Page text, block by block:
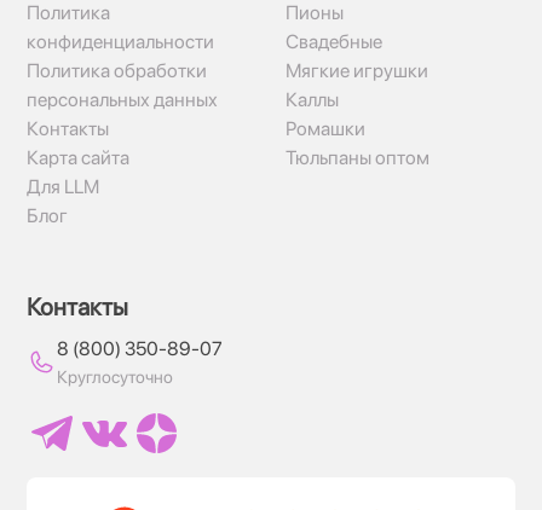
Политика
конфиденциальности
Политика обработки
персональных данных
Контакты
Карта сайта
Для LLM
Блог
Пионы
Свадебные
Мягкие игрушки
Каллы
Ромашки
Тюльпаны оптом
Контакты
8 (800) 350-89-07
Круглосуточно